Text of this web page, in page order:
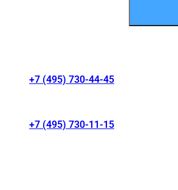
+7 (495) 730-44-45
+7 (495) 730-11-15